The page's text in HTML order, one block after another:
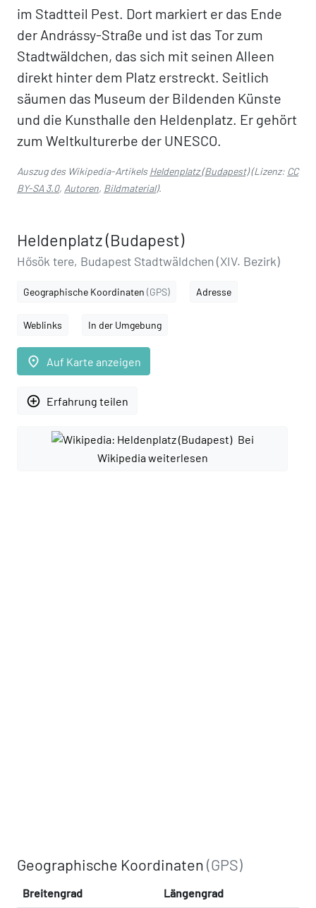
im Stadtteil Pest. Dort markiert er das Ende
der Andrássy-Straße und ist das Tor zum
Stadtwäldchen, das sich mit seinen Alleen
direkt hinter dem Platz erstreckt. Seitlich
säumen das Museum der Bildenden Künste
und die Kunsthalle den Heldenplatz. Er gehört
zum Weltkulturerbe der UNESCO.
Auszug des Wikipedia-ArtikelsHeldenplatz (Budapest)(Lizenz: CC
BY-SA 3.0, Autoren, Bildmaterial).
Heldenplatz (Budapest)
Hősök tere, Budapest Stadtwäldchen (XIV. Bezirk)
Geographische Koordinaten (GPS) Adresse
Weblinks In der Umgebung
place Auf Karte anzeigen
add_circle_outline Erfahrung teilen
Bei
Wikipedia weiterlesen
Geographische Koordinaten(GPS)
Breitengrad Längengrad